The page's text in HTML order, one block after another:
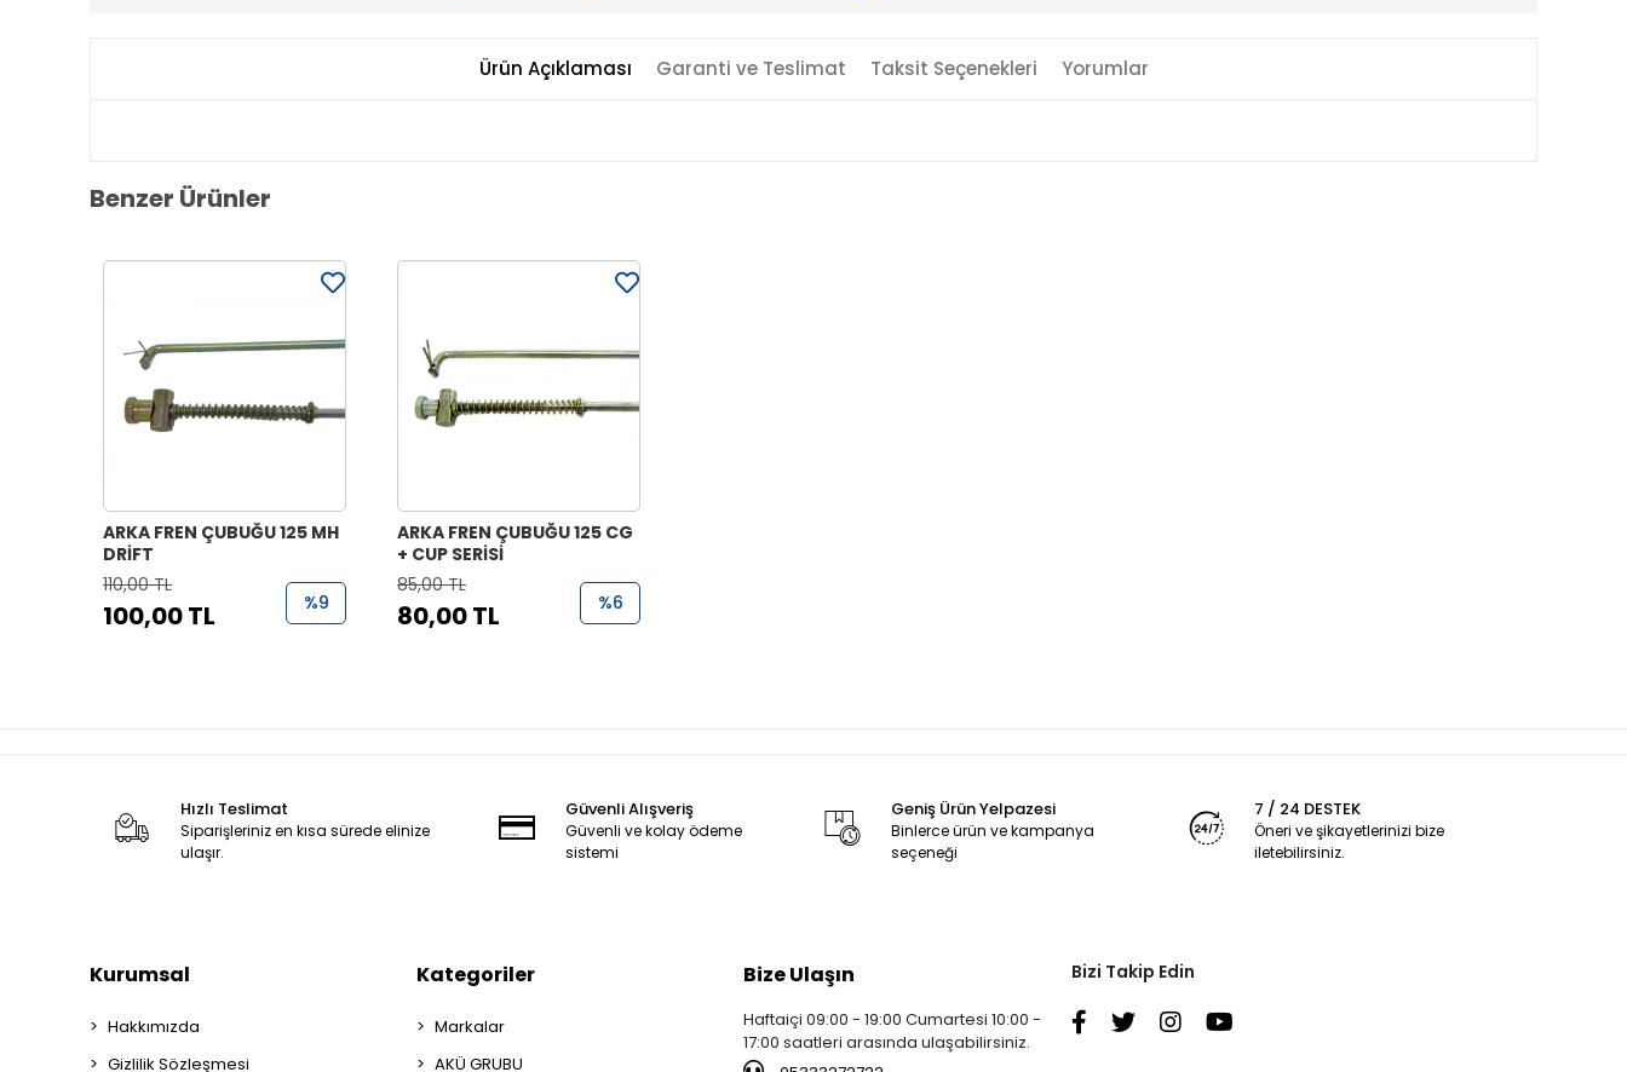
Ürün Açıklaması Garanti ve Teslimat Taksit Seçenekleri Yorumlar
Benzer Ürünler
ARKA FREN ÇUBUĞU 125 MH
DRİFT
110,00 TL
100,00 TL %9
ARKA FREN ÇUBUĞU 125 CG
+ CUP SERİSİ
85,00 TL
80,00 TL %6
Hızlı Teslimat
Siparişleriniz en kısa sürede elinize
ulaşır.
Güvenli Alışveriş
Güvenli ve kolay ödeme
sistemi
Geniş Ürün Yelpazesi
Binlerce ürün ve kampanya
seçeneği
7 / 24 DESTEK
Öneri ve şikayetlerinizi bize
iletebilirsiniz.
Kurumsal
Hakkımızda
Gizlilik Sözleşmesi
Kategoriler
Markalar
AKÜ GRUBU
Bize Ulaşın
Haftaiçi 09:00 - 19:00 Cumartesi 10:00 -
17:00 saatleri arasında ulaşabilirsiniz.
Bizi Takip Edin